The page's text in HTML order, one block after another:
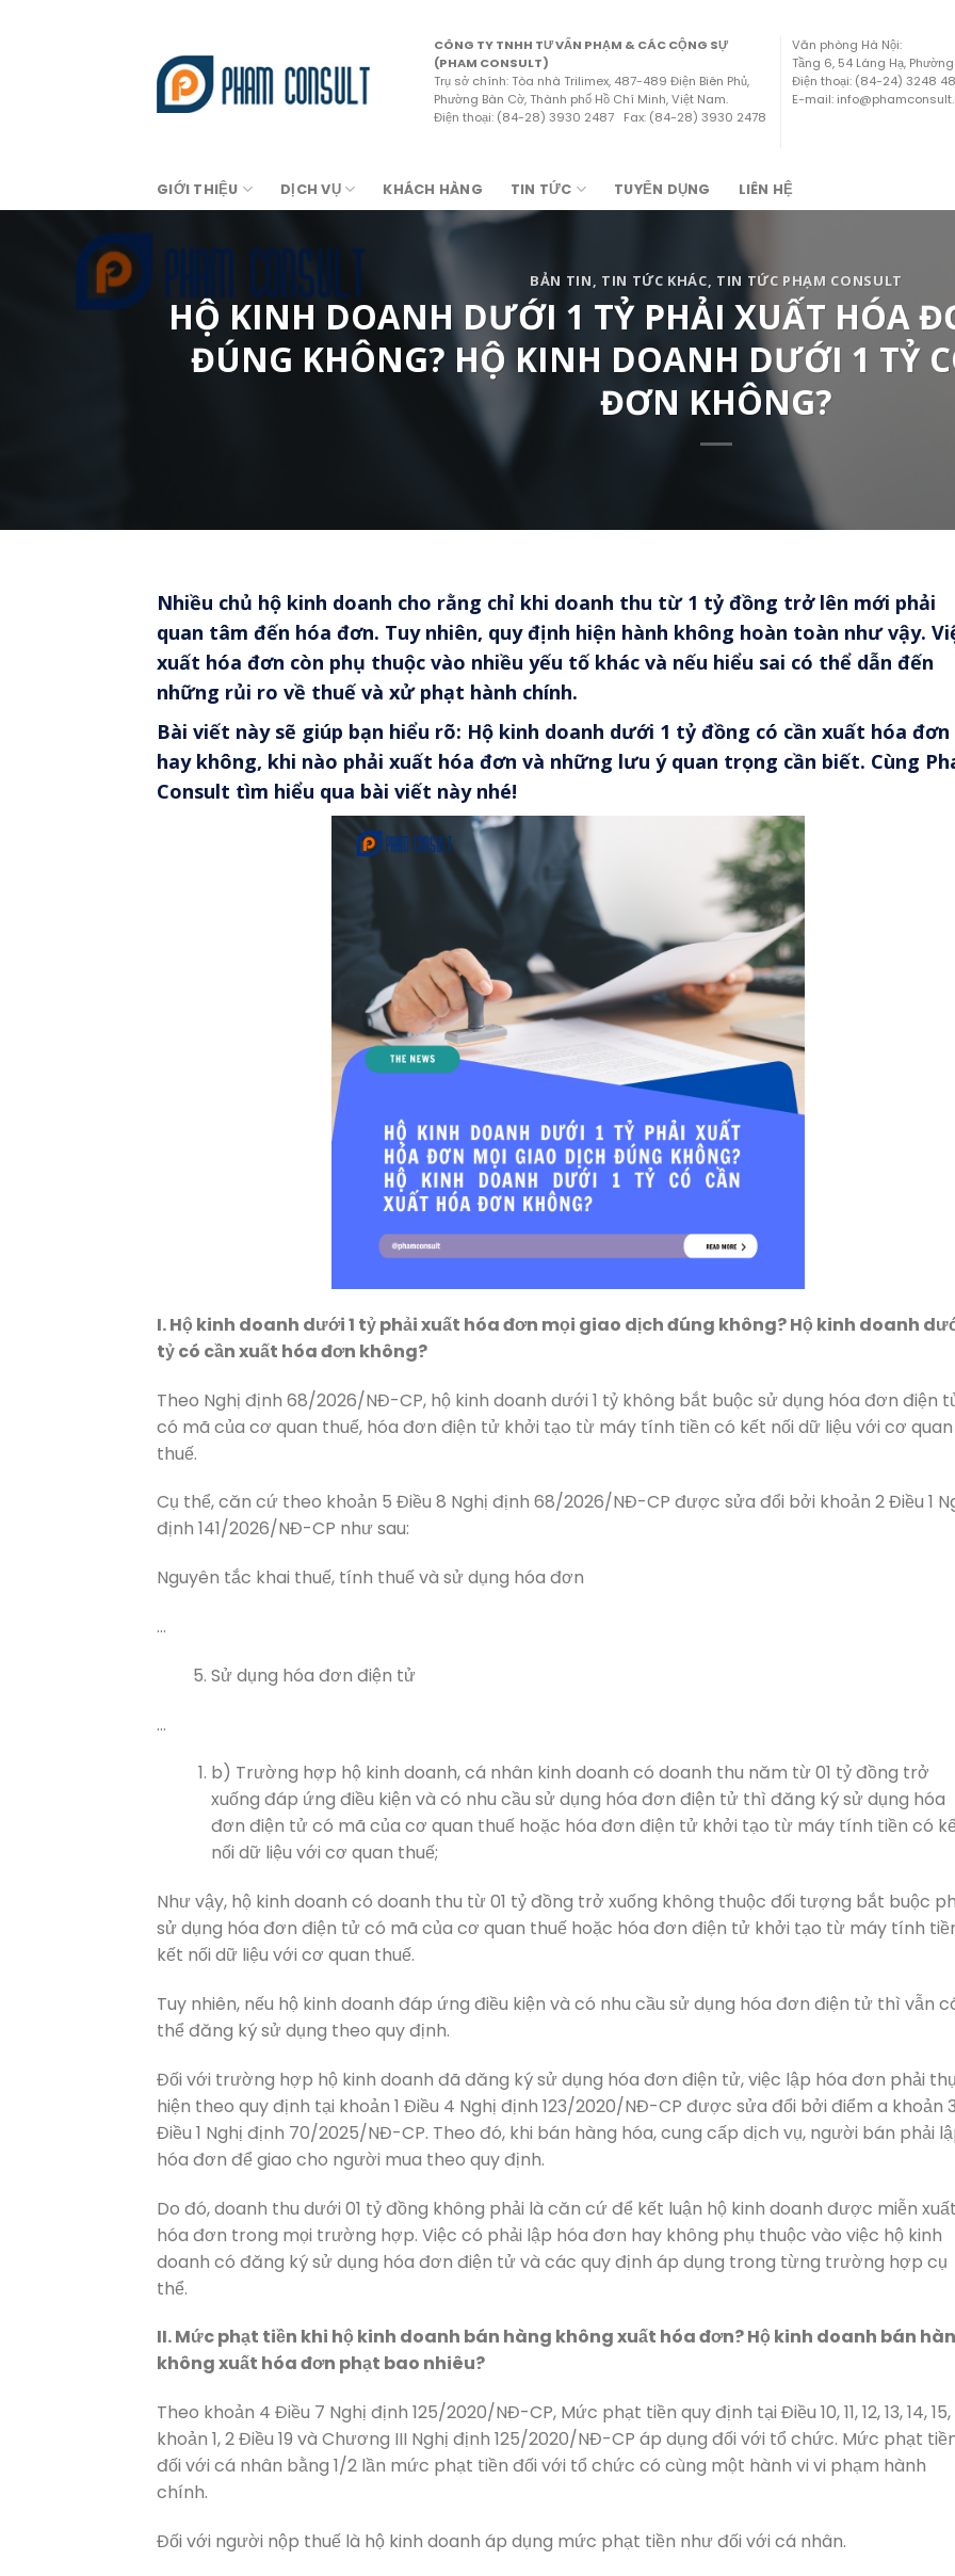
CÔNG TY TNHH TƯ VẤN PHẠM & CÁC CỘNG SỰ
(PHAM CONSULT)
Trụ sở chính: Tòa nhà Trilimex, 487-489 Điện Biên Phủ,
Phường Bàn Cờ, Thành phố Hồ Chí Minh, Việt Nam.
Điện thoại: (84-28) 3930 2487 Fax: (84-28) 3930 2478
Văn phòng Hà Nội:
Tầng 6, 54 Láng Hạ,
Điện thoại: (84-24) 3248
E-mail:
GIỚI THIỆU DỊCH VỤ KHÁCH HÀNG TIN TỨC TUYỂN DỤNG LIÊN HỆ
BẢN TIN, TIN TỨC KHÁC, TIN TỨC PHẠM CONSULT
HỘ KINH DOANH DƯỚI 1 TỶ PHẢI XUẤT HÓA
ĐÚNG KHÔNG? HỘ KINH DOANH DƯỚI 1 TỶ
ĐƠN KHÔNG?
Nhiều chủ hộ kinh doanh cho rằng chỉ khi doanh thu từ 1 tỷ đồng trở lên mới phải
quan tâm đến hóa đơn. Tuy nhiên, quy định hiện hành không hoàn toàn như vậy.
xuất hóa đơn còn phụ thuộc vào nhiều yếu tố khác và nếu hiểu sai có thể dẫn đến
những rủi ro về thuế và xử phạt hành chính.
Bài viết này sẽ giúp bạn hiểu rõ: Hộ kinh doanh dưới 1 tỷ đồng có cần xuất hóa đơn
hay không, khi nào phải xuất hóa đơn và những lưu ý quan trọng cần biết. Cùng
Consult tìm hiểu qua bài viết này nhé!
I. Hộ kinh doanh dưới 1 tỷ phải xuất hóa đơn mọi giao dịch đúng không? Hộ kinh doanh
tỷ có cần xuất hóa đơn không?
Theo Nghị định 68/2026/NĐ-CP, hộ kinh doanh dưới 1 tỷ không bắt buộc sử dụng hóa đơn điện
có mã của cơ quan thuế, hóa đơn điện tử khởi tạo từ máy tính tiền có kết nối dữ liệu với cơ quan
thuế.
Cụ thể, căn cứ theo khoản 5 Điều 8 Nghị định 68/2026/NĐ-CP được sửa đổi bởi khoản 2 Điều 1
định 141/2026/NĐ-CP như sau:
Nguyên tắc khai thuế, tính thuế và sử dụng hóa đơn
…
Sử dụng hóa đơn điện tử
…
b) Trường hợp hộ kinh doanh, cá nhân kinh doanh có doanh thu năm từ 01 tỷ đồng trở
xuống đáp ứng điều kiện và có nhu cầu sử dụng hóa đơn điện tử thì đăng ký sử dụng hóa
đơn điện tử có mã của cơ quan thuế hoặc hóa đơn điện tử khởi tạo từ máy tính tiền có
nối dữ liệu với cơ quan thuế;
Như vậy, hộ kinh doanh có doanh thu từ 01 tỷ đồng trở xuống không thuộc đối tượng bắt buộc
sử dụng hóa đơn điện tử có mã của cơ quan thuế hoặc hóa đơn điện tử khởi tạo từ máy tính
kết nối dữ liệu với cơ quan thuế.
Tuy nhiên, nếu hộ kinh doanh đáp ứng điều kiện và có nhu cầu sử dụng hóa đơn điện tử thì vẫn
thể đăng ký sử dụng theo quy định.
Đối với trường hợp hộ kinh doanh đã đăng ký sử dụng hóa đơn điện tử, việc lập hóa đơn phải
hiện theo quy định tại khoản 1 Điều 4 Nghị định 123/2020/NĐ-CP được sửa đổi bởi điểm a khoản 3
Điều 1 Nghị định 70/2025/NĐ-CP. Theo đó, khi bán hàng hóa, cung cấp dịch vụ, người bán phải
hóa đơn để giao cho người mua theo quy định.
Do đó, doanh thu dưới 01 tỷ đồng không phải là căn cứ để kết luận hộ kinh doanh được miễn xuất
hóa đơn trong mọi trường hợp. Việc có phải lập hóa đơn hay không phụ thuộc vào việc hộ kinh
doanh có đăng ký sử dụng hóa đơn điện tử và các quy định áp dụng trong từng trường hợp cụ
thể.
II. Mức phạt tiền khi hộ kinh doanh bán hàng không xuất hóa đơn? Hộ kinh doanh bán
không xuất hóa đơn phạt bao nhiêu?
Theo khoản 4 Điều 7 Nghị định 125/2020/NĐ-CP, Mức phạt tiền quy định tại Điều 10, 11, 12, 13, 14, 15,
khoản 1, 2 Điều 19 và Chương III Nghị định 125/2020/NĐ-CP áp dụng đối với tổ chức. Mức phạt
đối với cá nhân bằng 1/2 lần mức phạt tiền đối với tổ chức có cùng một hành vi vi phạm hành
chính.
Đối với người nộp thuế là hộ kinh doanh áp dụng mức phạt tiền như đối với cá nhân.